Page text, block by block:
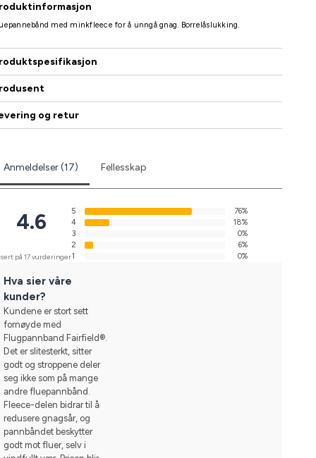
med minkfleece for å unngå gnag. Borrelåslukking.
og retur
Anmeldelser (17) Fellesskap
4.6
på 17 vurderinger
5
76%
4
18%
3
0%
2
6%
1
0%
Hva sier våre
kunder?
Kundene er stort sett
fornøyde med
Flugpannband Fairfield®.
Det er slitesterkt, sitter
godt og stroppene deler
seg ikke som på mange
andre fluepannbånd.
Fleece-delen bidrar til å
redusere gnagsår, og
pannbåndet beskytter
godt mot fluer, selv i